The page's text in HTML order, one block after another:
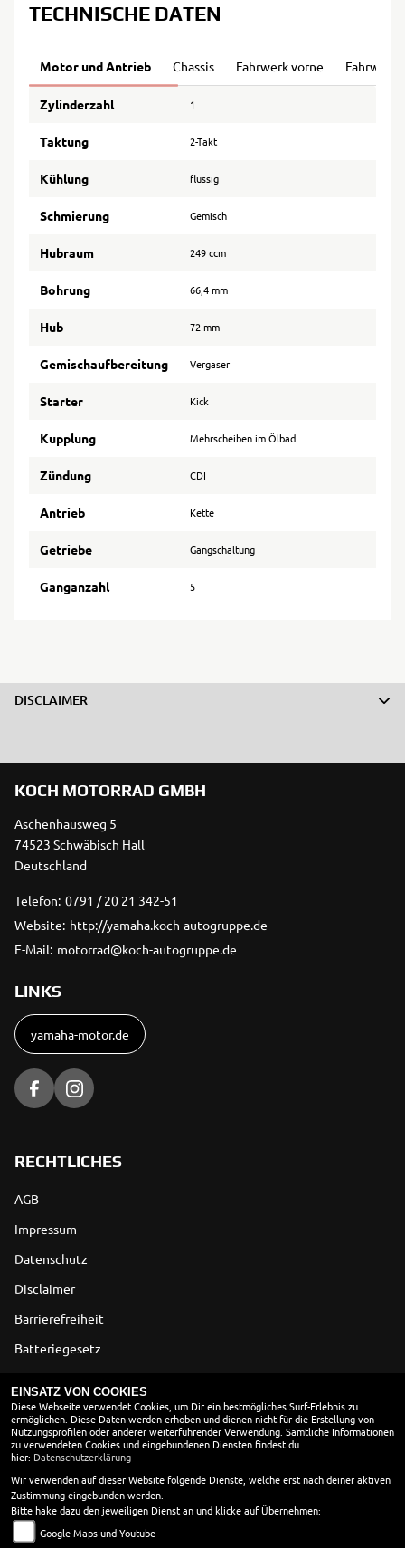
TECHNISCHE DATEN
Motor und Antrieb Chassis Fahrwerk vorne Fahrwerk
Zylinderzahl 1
Taktung 2-Takt
Kühlung flüssig
Schmierung Gemisch
Hubraum 249 ccm
Bohrung 66,4 mm
Hub 72 mm
Gemischaufbereitung Vergaser
Starter Kick
Kupplung Mehrscheiben im Ölbad
Zündung CDI
Antrieb Kette
Getriebe Gangschaltung
Ganganzahl 5
DISCLAIMER
KOCH MOTORRAD GMBH
Aschenhausweg 5
74523 Schwäbisch Hall
Deutschland
Telefon: 0791 / 20 21 342-51
Website: http://yamaha.koch-autogruppe.de
E-Mail: motorrad@koch-autogruppe.de
LINKS
yamaha-motor.de
RECHTLICHES
AGB
Impressum
Datenschutz
Disclaimer
Barrierefreiheit
Batteriegesetz
ÖFFNUNGSZEITEN
Montag:
08:30 - 18:00
Dienstag:
08:30 - 18:00
Mittwoch:
08:30 - 18:00
Donnerstag:
08:30 - 18:00
Freitag:
08:30 - 18:00
EINSATZ VON COOKIES
Diese Webseite verwendet Cookies, um Dir ein bestmögliches Surf-Erlebnis zu
ermöglichen. Diese Daten werden erhoben und dienen nicht für die Erstellung von
Nutzungsprofilen oder anderer weiterführender Verwendung. Sämtliche Informationen
zu verwendeten Cookies und eingebundenen Diensten findest du
hier: Datenschutzerklärung
Wir verwenden auf dieser Website folgende Dienste, welche erst nach deiner aktiven
Zustimmung eingebunden werden.
Bitte hake dazu den jeweiligen Dienst an und klicke auf Übernehmen:
Google Maps und Youtube